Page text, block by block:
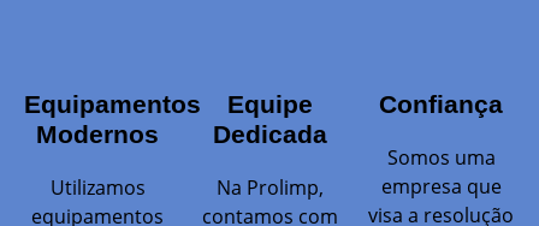
Equipamentos
Modernos
Utilizamos
equipamentos
Equipe
Dedicada
Na Prolimp,
contamos com
Confiança
Somos uma
empresa que
visa a resolução